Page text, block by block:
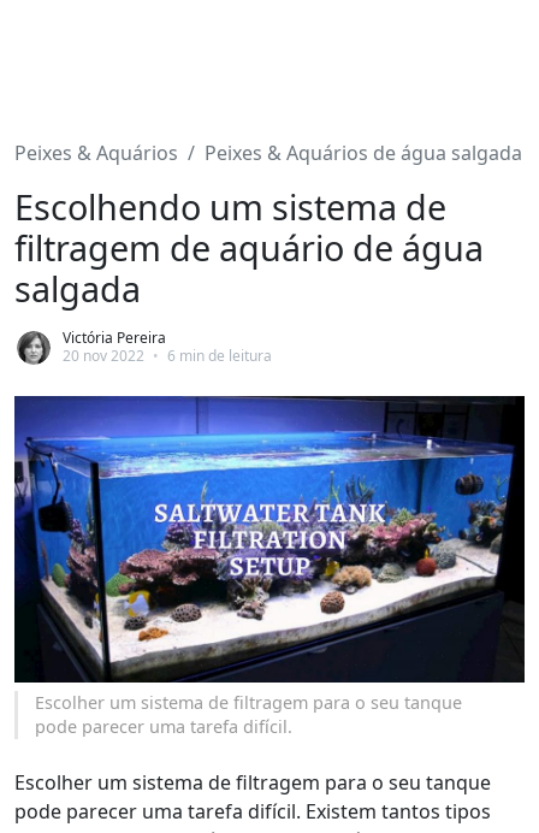
Peixes & Aquários Peixes & Aquários de água salgada
Escolhendo um sistema de
filtragem de aquário de água
salgada
Victória Pereira
20 nov 2022 • 6 min de leitura
Escolher um sistema de filtragem para o seu tanque
pode parecer uma tarefa difícil.
Escolher um sistema de filtragem para o seu tanque
pode parecer uma tarefa difícil. Existem tantos tipos